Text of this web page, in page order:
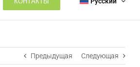
Предыдущая Следующая